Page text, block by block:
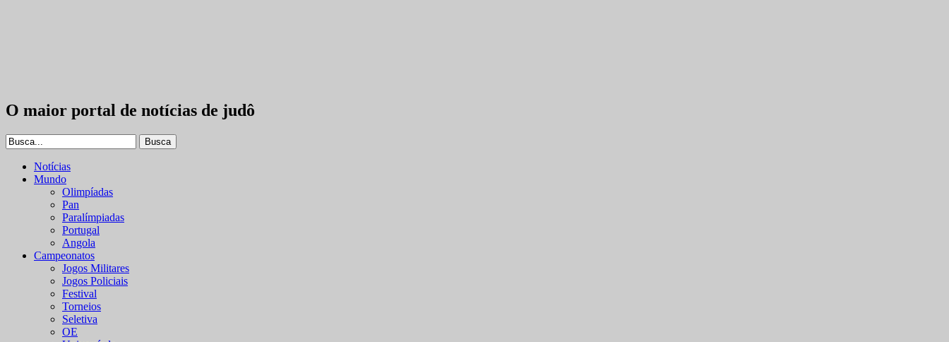
O maior portal de notícias de judô
Notícias
Mundo
Olimpíadas
Pan
Paralímpiadas
Portugal
Angola
Campeonatos
Jogos Militares
Jogos Policiais
Festival
Torneios
Seletiva
OE